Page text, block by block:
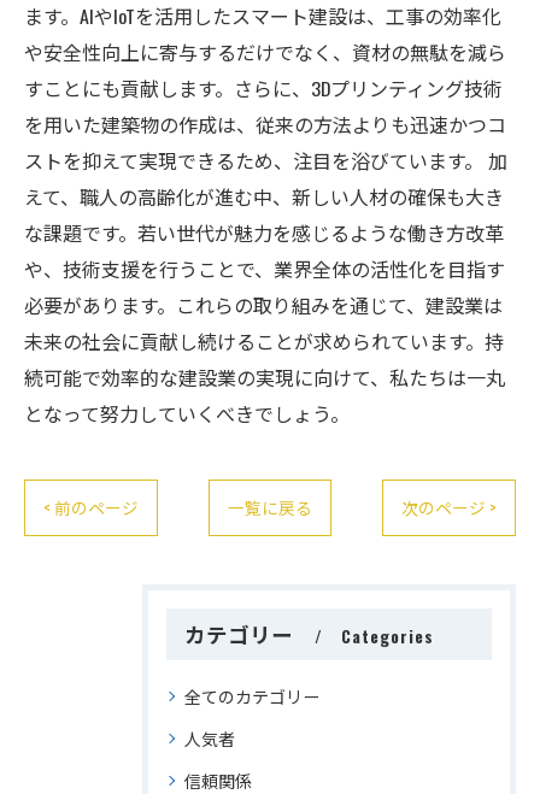
ます。AIやIoTを活用したスマート建設は、工事の効率化
や安全性向上に寄与するだけでなく、資材の無駄を減ら
すことにも貢献します。さらに、3Dプリンティング技術
を用いた建築物の作成は、従来の方法よりも迅速かつコ
ストを抑えて実現できるため、注目を浴びています。 加
えて、職人の高齢化が進む中、新しい人材の確保も大き
な課題です。若い世代が魅力を感じるような働き方改革
や、技術支援を行うことで、業界全体の活性化を目指す
必要があります。これらの取り組みを通じて、建設業は
未来の社会に貢献し続けることが求められています。持
続可能で効率的な建設業の実現に向けて、私たちは一丸
となって努力していくべきでしょう。
< 前のページ 一覧に戻る 次のページ >
カテゴリー Categories
全てのカテゴリー
人気者
信頼関係